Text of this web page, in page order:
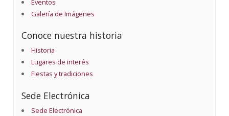
Eventos
Galería de Imágenes
Conoce nuestra historia
Historia
Lugares de interés
Fiestas y tradiciones
Sede Electrónica
Sede Electrónica